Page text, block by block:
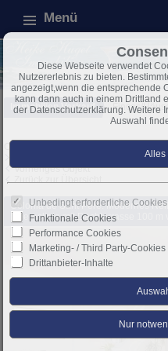
Menü
Immobilien Verkauf Fincas/
Vorheriges Objekt
Zurück zur Übersicht
Colonia de Sant Pere: Modernes
Meereslinie mit Dachterrasse 100 m
Diese Webseite verwendet
Nutzererlebnis zu bieten.
angezeigt,wenn die entsprechende
kann dann auch in einem Drittland
der Datenschutzerklärung. Weitere
Auswahl
Unbedingt erforderliche Cookies
Funktionale Cookies
Performance Cookies
Marketing- / Third Party-Cookies
Drittanbieter-Inhalte